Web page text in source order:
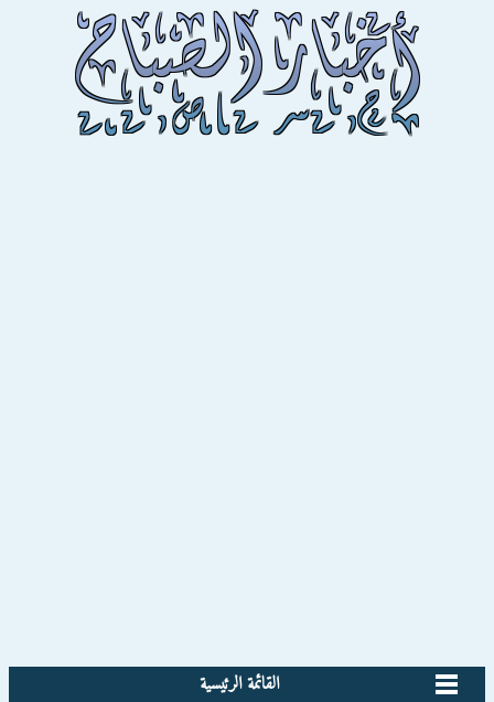
القائمة الرئيسية